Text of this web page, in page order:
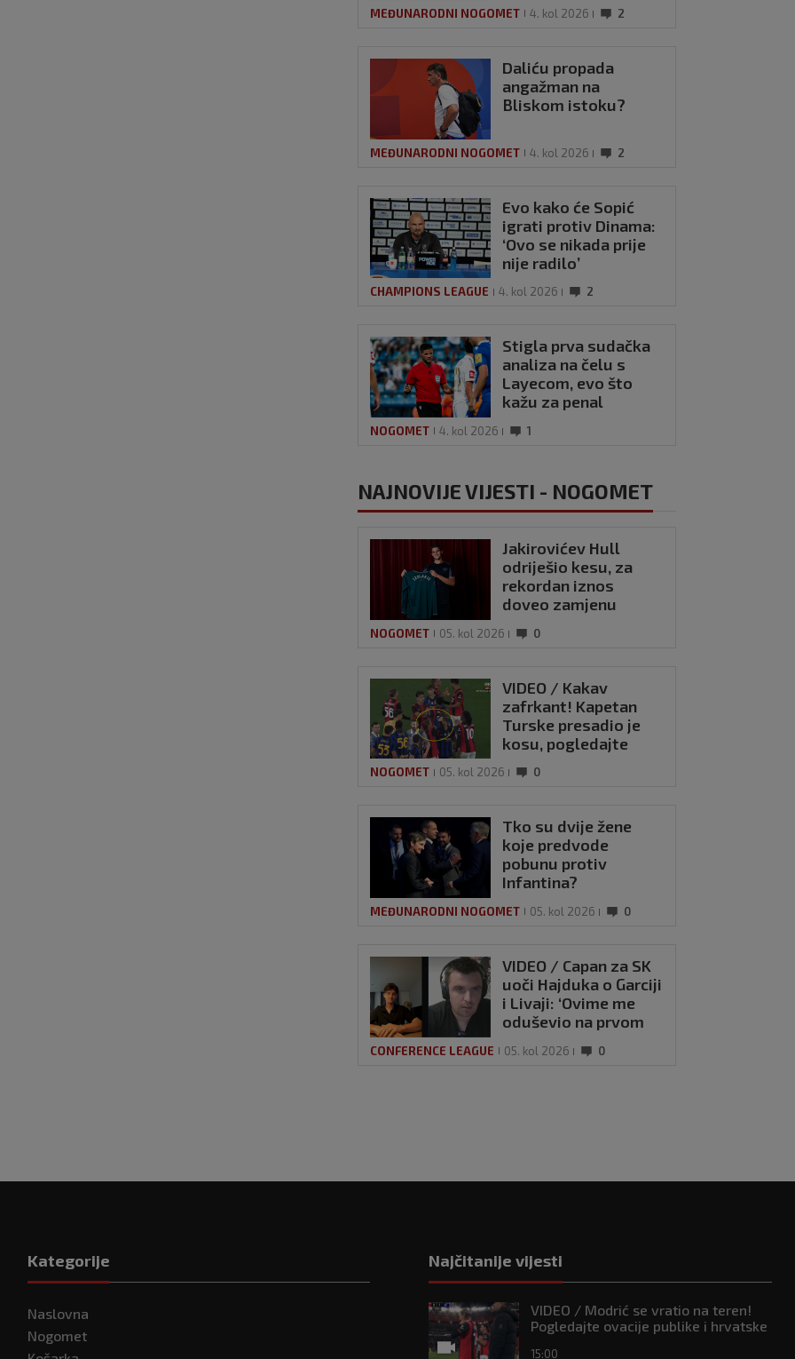
prvenstva?
MEĐUNARODNI NOGOMET 4. kol 2026 2
Daliću propada
angažman na
Bliskom istoku?
MEĐUNARODNI NOGOMET 4. kol 2026 2
Evo kako će Sopić
igrati protiv Dinama:
‘Ovo se nikada prije
nije radilo’
CHAMPIONS LEAGUE 4. kol 2026 2
Stigla prva sudačka
analiza na čelu s
Layecom, evo što
kažu za penal
NOGOMET 4. kol 2026 1
NAJNOVIJE VIJESTI - NOGOMET
Jakirovićev Hull
odriješio kesu, za
rekordan iznos
doveo zamjenu
NOGOMET 05. kol 2026 0
VIDEO / Kakav
zafrkant! Kapetan
Turske presadio je
kosu, pogledajte
našalio s njim
NOGOMET 05. kol 2026 0
Tko su dvije žene
koje predvode
pobunu protiv
Infantina?
MEĐUNARODNI NOGOMET 05. kol 2026 0
VIDEO / Capan za SK
uoči Hajduka o Garciji
i Livaji: ‘Ovime me
oduševio na prvom
CONFERENCE LEAGUE 05. kol 2026 0
Kategorije
Naslovna
Nogomet
Najčitanije vijesti
VIDEO / Modrić se vratio na teren!
Pogledajte ovacije publike i hrvatske
15:00